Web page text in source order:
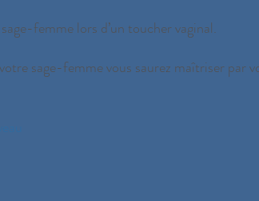
femme lors d’un toucher vaginal.
sage-femme vous saurez maîtriser par